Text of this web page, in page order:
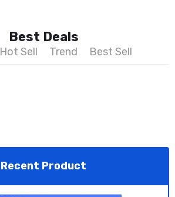
Best Deals
Hot Sell Trend Best Sell
Recent Product